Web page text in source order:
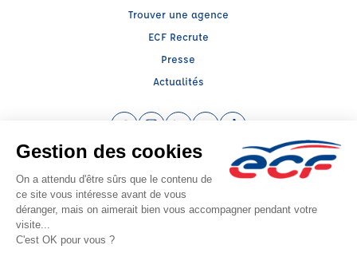
Trouver une agence
ECF Recrute
Presse
Actualités
Instagram (nouvelle fenêtre)
LinkedIn (nouvelle fenêtre)
YouTube (nouvelle fenêtre)
TikTok (nouvelle
Raison sociale : AE SAINT MAXIMIN - Capital social: 1000€
SIREN: 912272788 - Numéro de TVA intracommunautaire: FR 42912272788
Agrément n°E2208300140
Siège social : Quartier Mirade - Route d'Ollières , ST MAXIMIN LA STE BAUME